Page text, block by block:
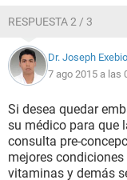
RESPUESTA 2 / 3
Dr. Joseph Exebio
7 ago 2015 a las
Si desea quedar
su médico para que
consulta pre-
mejores
vitaminas y demás